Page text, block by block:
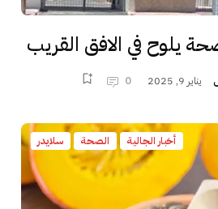
يلوح في الافق القريب
يناير 9, 2025 0
أخبار الجالية الصحة سلايدر